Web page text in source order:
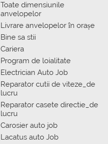
Toate dimensiunile
anvelopelor
Livrare anvelopelor în orașe
Bine sa stii
Cariera
Program de loialitate
Electrician Auto Job
Reparator cutii de viteze_de
lucru
Reparator casete directie_de
lucru
Carosier auto job
Lacatus auto Job